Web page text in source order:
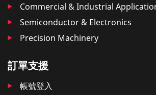
Commercial & Industrial
Semiconductor & Electronics
Precision Machinery
訂單支援
帳號登入